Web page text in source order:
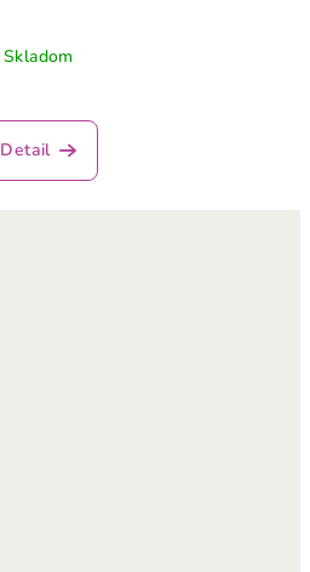
Skladom
Detail